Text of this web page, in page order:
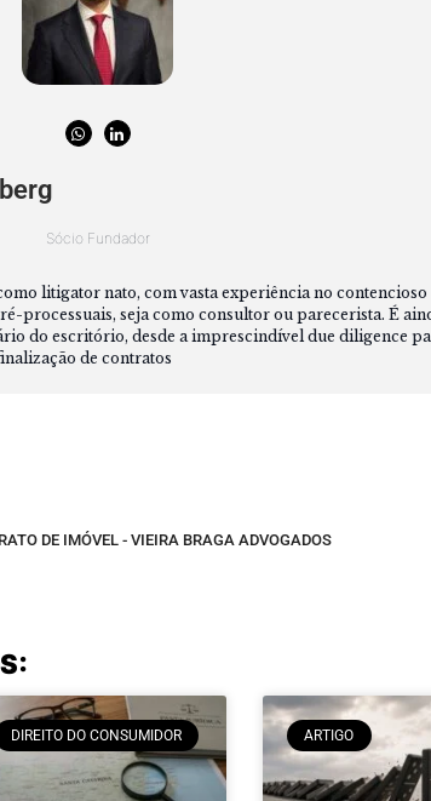
Sócio Fundador
litigator nato, com vasta experiência no
processuais, seja como consultor ou parecerista. É
do escritório, desde a imprescindível due diligence
de contratos
DE IMÓVEL - VIEIRA BRAGA ADVOGADOS
DIREITO DO CONSUMIDOR ARTIGO